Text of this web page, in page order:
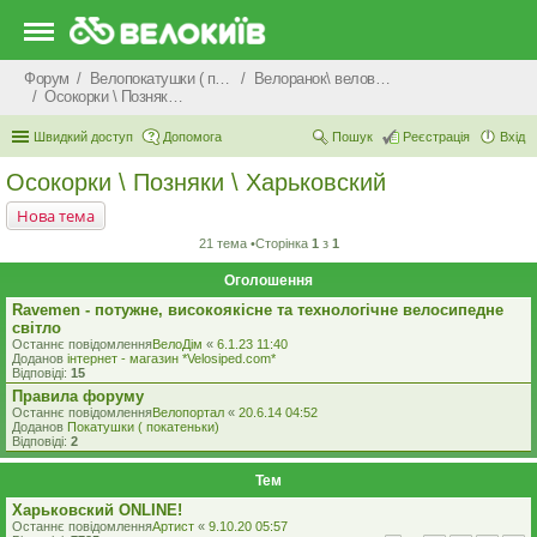
Форум Велопокатушки ( покатеньки), велопоходи, туризм.
Велоранок\ веловечір\ велодень \ велоніч
Осокорки \ Позняки \ Харьковский
Швидкий доступ Допомога Вхід
Реєстрація
Пошук
Осокорки \ Позняки \ Харьковский
Нова тема
21 тема •Сторінка 1 з 1
Оголошення
Ravemen - потужне, високоякісне та технологічне велосипедне
світло
Останнє повідомленняВелоДім « 6.1.23 11:40
Доданов iнтернет - магазин *Velosiped.com*
Відповіді: 15
Правила форуму
Останнє повідомленняВелопортал « 20.6.14 04:52
Доданов Покатушки ( покатеньки)
Відповіді: 2
Тем
Харьковский ONLINE!
Останнє повідомленняАртист « 9.10.20 05:57